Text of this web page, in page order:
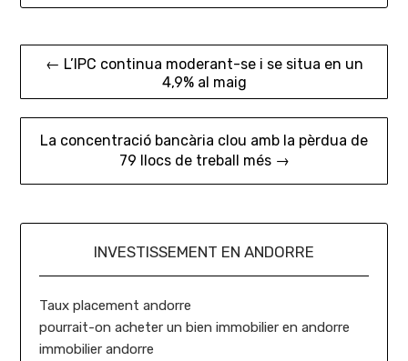
Navigation
l’article
← L’IPC continua moderant-se i se situa en un
4,9% al maig
La concentració bancària clou amb la pèrdua de
79 llocs de treball més →
INVESTISSEMENT EN ANDORRE
Taux placement andorre
pourrait-on acheter un bien immobilier en andorre
immobilier andorre